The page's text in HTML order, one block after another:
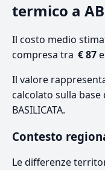
termico a
Il costo medio
compresa tra € 87e
Il valore
calcolato sulla
BASILICATA.
Contesto
Le differenze